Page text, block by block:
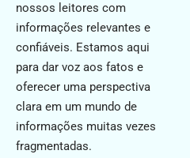
nossos leitores com
informações relevantes e
confiáveis. Estamos aqui
para dar voz aos fatos e
oferecer uma perspectiva
clara em um mundo de
informações muitas vezes
fragmentadas.